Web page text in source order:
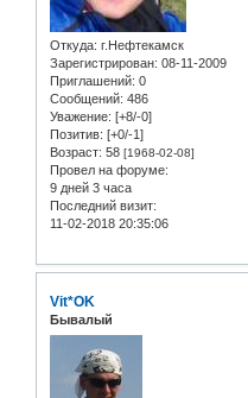
Откуда: г.Нефтекамск
Зарегистрирован: 08-11-2009
Приглашений: 0
Сообщений: 486
Уважение: [+8/-0]
Позитив: [+0/-1]
Возраст: 58 [1968-02-08]
Провел на форуме:
9 дней 3 часа
Последний визит:
11-02-2018 20:35:06
Vit*OK
Бывалый